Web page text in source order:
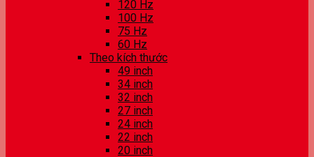
120 Hz
100 Hz
75 Hz
60 Hz
Theo kích thước
49 inch
34 inch
32 inch
27 inch
24 inch
22 inch
20 inch